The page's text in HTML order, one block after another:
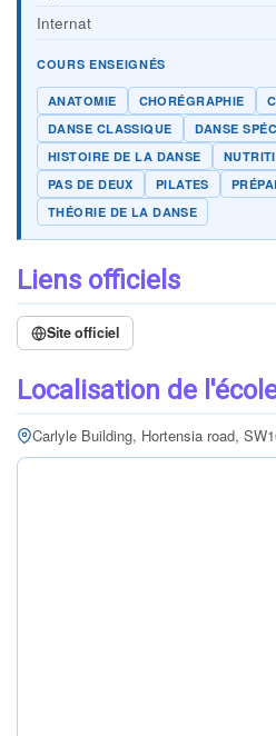
Internat
COURS ENSEIGNÉS
ANATOMIE CHORÉGRAPHIE
DANSE CLASSIQUE
DANSE
HISTOIRE DE LA DANSE
PAS DE DEUX
PILATES
THÉORIE DE LA DANSE
Liens officiels
Site officiel
Localisation de
Carlyle Building, Hortensia road,